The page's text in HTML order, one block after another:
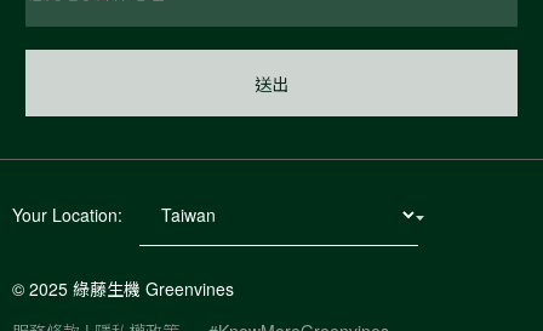
© 2025 綠藤生機 Greenvines
Your Location: